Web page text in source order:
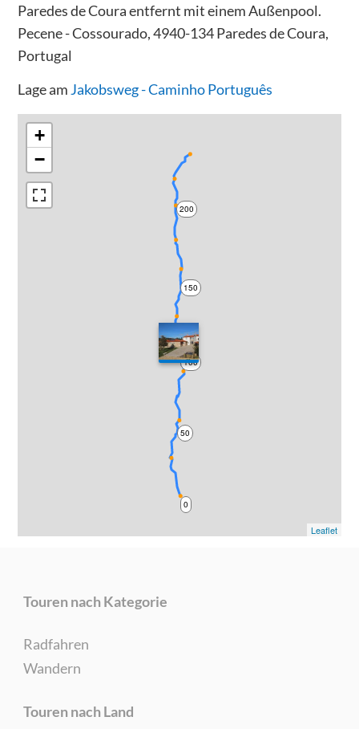
Paredes de Coura entfernt mit einem Außenpool.
Pecene - Cossourado, 4940-134 Paredes de Coura,
Portugal
Lage am Jakobsweg - Caminho Português
0
50
100
150
200
+
−
Leaflet
Touren nach Kategorie
Radfahren
Wandern
Touren nach Land